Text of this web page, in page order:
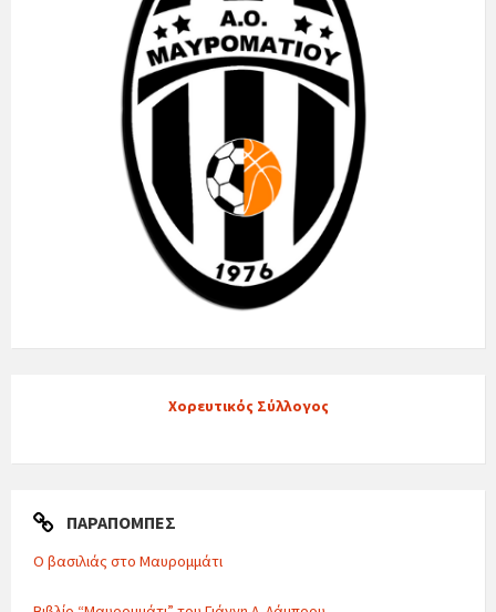
Χορευτικός Σύλλογος
ΠΑΡΑΠΟΜΠΈΣ
Ο βασιλιάς στο Μαυρομμάτι